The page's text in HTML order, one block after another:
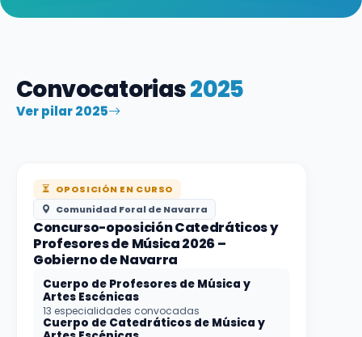
Convocatorias2025
Ver pilar 2025
OPOSICIÓN EN CURSO
Comunidad Foral de Navarra
Concurso-oposición Catedráticos y
Profesores de Música 2026 –
Gobierno de Navarra
Cuerpo de Profesores de Música y
Artes Escénicas
13 especialidades convocadas
Cuerpo de Catedráticos de Música y